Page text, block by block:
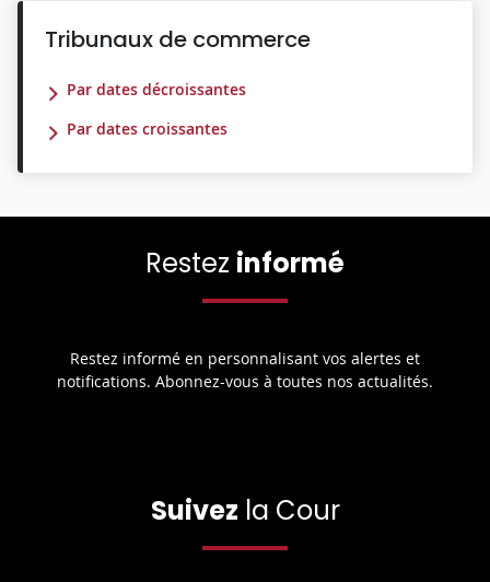
Tribunaux de commerce
Par dates décroissantes
Par dates croissantes
Restez informé
Restez informé en personnalisant vos alertes et
notifications. Abonnez-vous à toutes nos actualités.
Suivez la Cour